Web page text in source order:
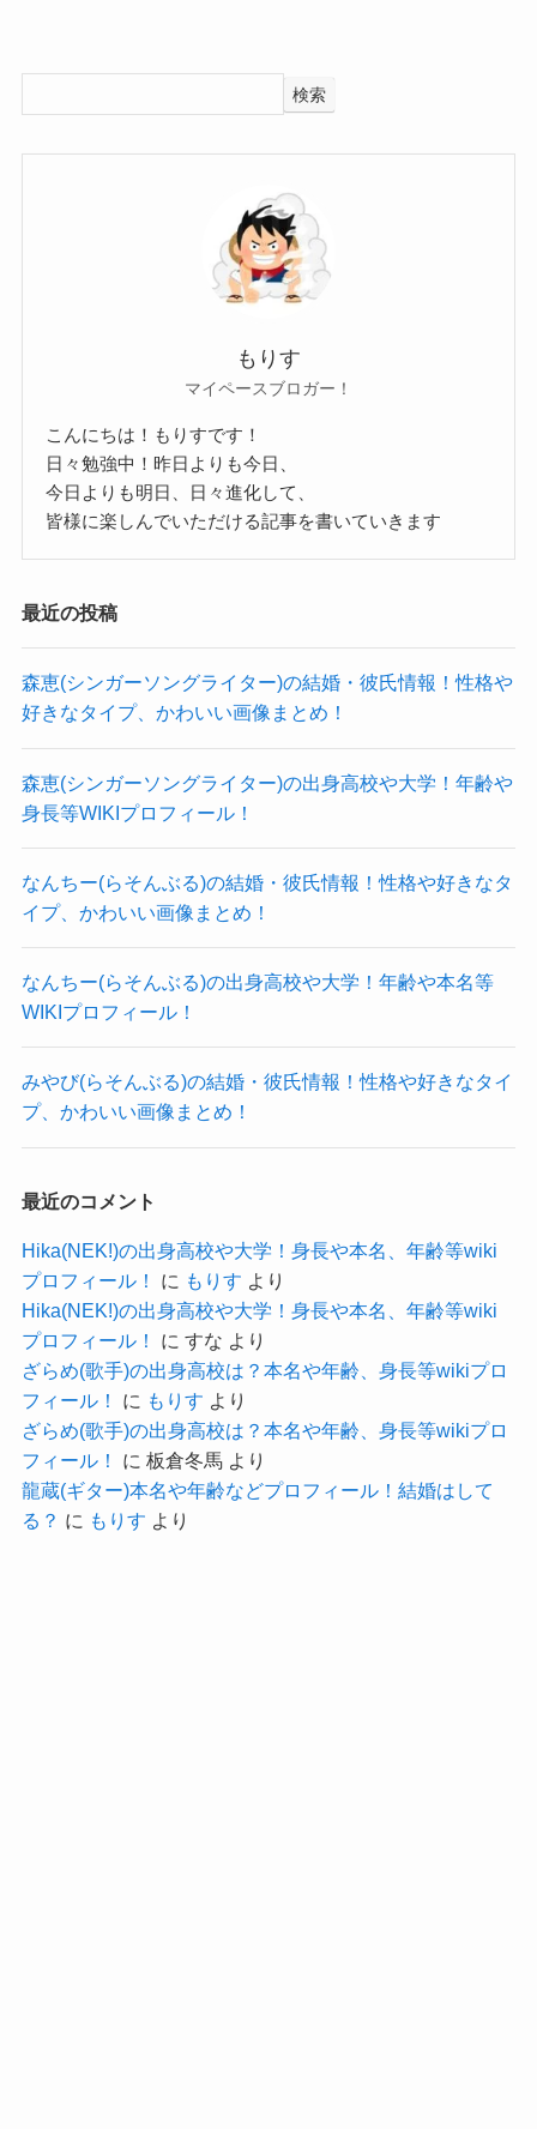
でした。
なので、画像から予想していきましょう。
こちらの投稿で石川翔鈴さんと並んでいますが、
中馬美貝さんの方が少し大きいので、それくらい
現在小学6年生になった中馬美貝さんはさらに身長
こちらの画像を見ても、身長は160cm近くあると
推測できるほど大きく見えます。
なので、中馬美貝さんの身長は160cm前後と推測
お姉さんよりも大きいみたいですよね！
次に体重です。
先程の画像を見ても、トレーニングしていてスタ
イル抜群です。
まるでアスリートのようなスタイルですね。
かなり体重は絞っていると考えられるので、
中馬美貝さんの身長が160cmだとすると、美容体
重は51.2kg。
中馬美貝さんがまだ小学生ということを加味する
と、
体重は推定50kg前後だと思われます！
中馬美貝の年齢や生年月日
中馬美貝さんは2011年4月27日生まれの12歳で
す！
インスタグラムで誕生日を迎えたことを報告して
いました。
まだ12歳ながらも大人びた雰囲気があってかっこ
よさがありますね！
検索
もりす
マイペースブロガー！
こんにちは！もりすです！
日々勉強中！昨日よりも今日、
今日よりも明日、日々進化して、
皆様に楽しんでいただける記事を書いていきます
最近の投稿
森恵(シンガーソングライター)の結婚・彼氏情報！性格や
好きなタイプ、かわいい画像まとめ！
森恵(シンガーソングライター)の出身高校や大学！年齢や
身長等WIKIプロフィール！
なんちー(らそんぶる)の結婚・彼氏情報！性格や好きなタ
イプ、かわいい画像まとめ！
なんちー(らそんぶる)の出身高校や大学！年齢や本名等
WIKIプロフィール！
みやび(らそんぶる)の結婚・彼氏情報！性格や好きなタイ
プ、かわいい画像まとめ！
最近のコメント
Hika(NEK!)の出身高校や大学！身長や本名、年齢等wiki
プロフィール！
に もりす より
Hika(NEK!)の出身高校や大学！身長や本名、年齢等wiki
プロフィール！
に すな より
ざらめ(歌手)の出身高校は？本名や年齢、身長等wikiプロ
フィール！
に もりす より
ざらめ(歌手)の出身高校は？本名や年齢、身長等wikiプロ
フィール！
に 板倉冬馬より
龍蔵(ギター)本名や年齢などプロフィール！結婚はして
る？ に もりす より